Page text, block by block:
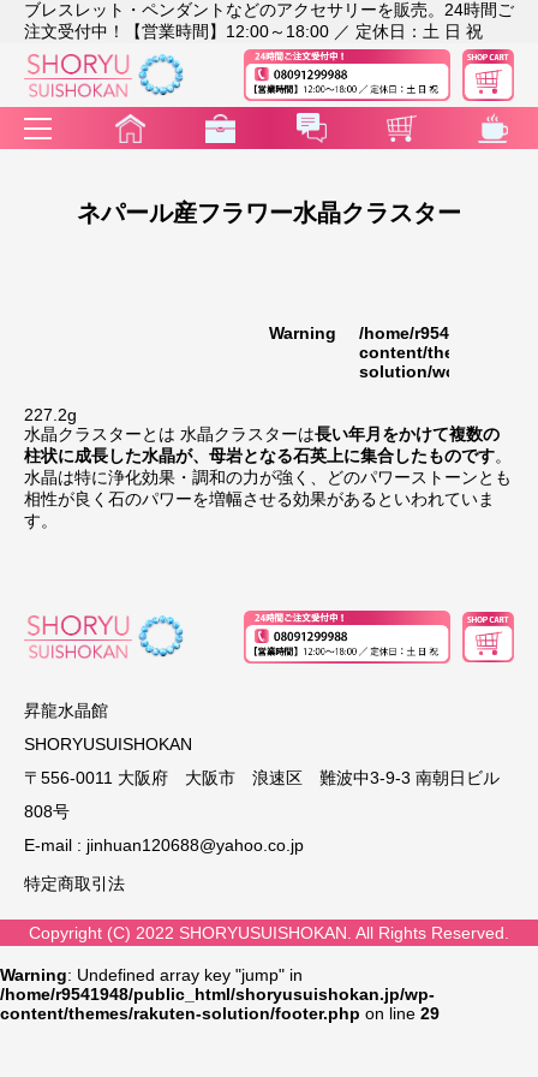
ブレスレット・ペンダントなどのアクセサリーを販売。24時間ご
注文受付中！【営業時間】12:00～18:00 ／ 定休日：土 日 祝
ネパール産フラワー水晶クラスター
Warning
/home/r9541948/
content/themes/
solution/
227.2g
水晶クラスターとは 水晶クラスターは長い年月をかけて複数の
柱状に成長した水晶が、母岩となる石英上に集合したものです。
水晶は特に浄化効果・調和の力が強く、どのパワーストーンとも
相性が良く石のパワーを増幅させる効果があるといわれていま
す。
昇龍水晶館
SHORYUSUISHOKAN
〒556-0011 大阪府 大阪市 浪速区 難波中3-9-3 南朝日ビル
808号
E-mail : jinhuan120688@yahoo.co.jp
特定商取引法
Copyright (C) 2022 SHORYUSUISHOKAN. All Rights Reserved.
Warning: Undefined array key "jump" in
/home/r9541948/public_html/shoryusuishokan.jp/wp-
content/themes/rakuten-solution/footer.php on line 29